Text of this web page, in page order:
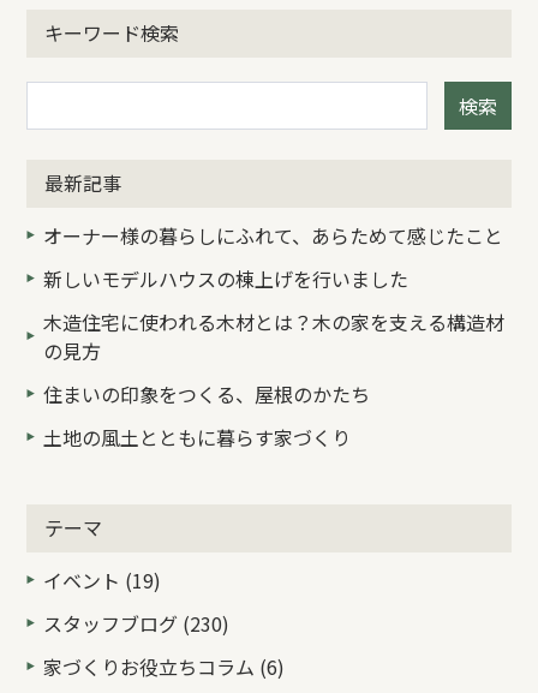
キーワード検索
検索
最新記事
オーナー様の暮らしにふれて、あらためて感じたこと
新しいモデルハウスの棟上げを行いました
木造住宅に使われる木材とは？木の家を支える構造材
の見方
住まいの印象をつくる、屋根のかたち
土地の風土とともに暮らす家づくり
テーマ
イベント (19)
スタッフブログ (230)
家づくりお役立ちコラム (6)